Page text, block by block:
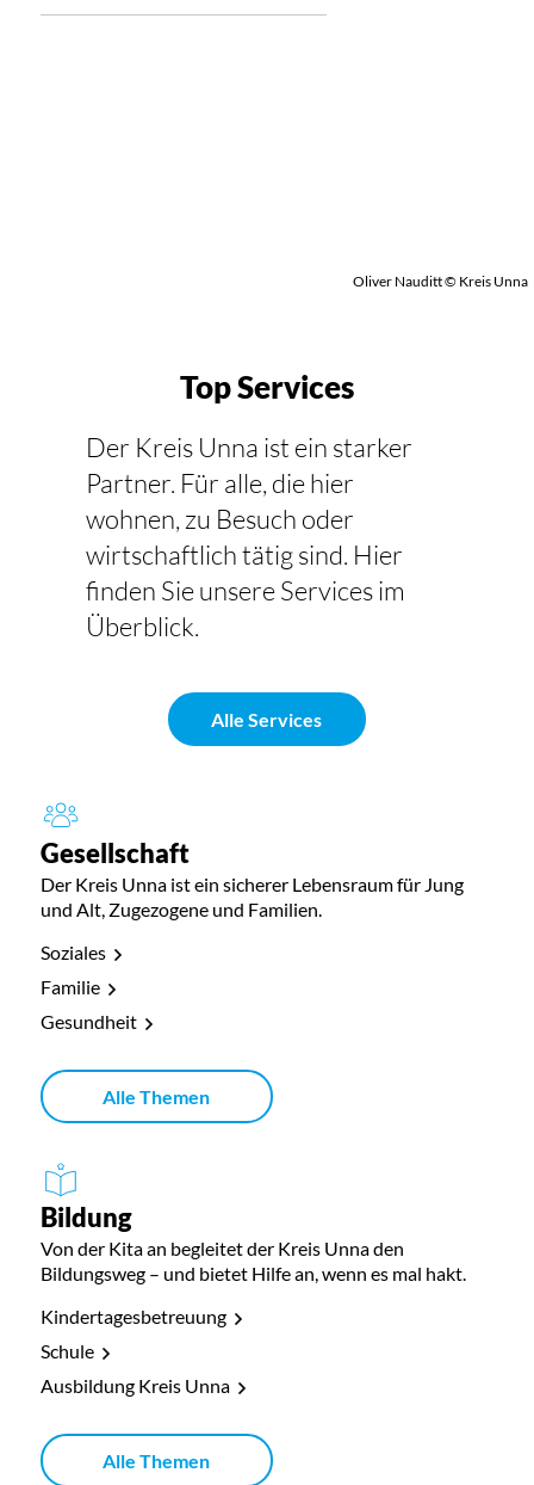
Oliver Nauditt © Kreis Unna
Top Services
Der Kreis Unna ist ein starker
Partner. Für alle, die hier
wohnen, zu Besuch oder
wirtschaftlich tätig sind. Hier
finden Sie unsere Services im
Überblick.
Alle Services
Gesellschaft
Der Kreis Unna ist ein sicherer Lebensraum für Jung
und Alt, Zugezogene und Familien.
Soziales
Familie
Gesundheit
Alle Themen
Bildung
Von der Kita an begleitet der Kreis Unna den
Bildungsweg – und bietet Hilfe an, wenn es mal hakt.
Kindertagesbetreuung
Schule
Ausbildung Kreis Unna
Alle Themen